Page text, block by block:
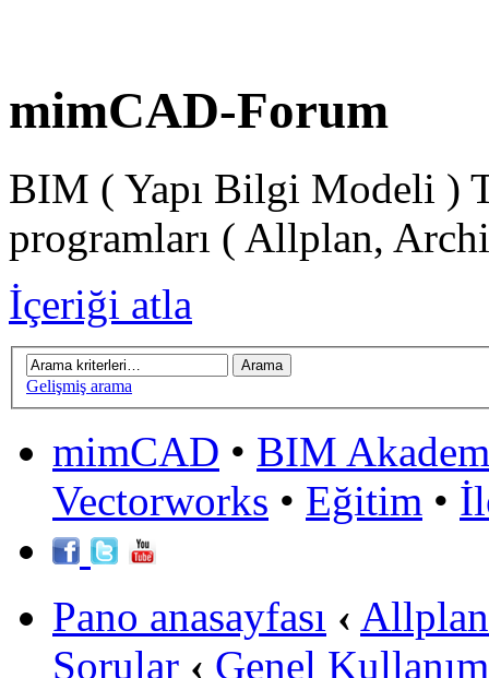
mimCAD-Forum
BIM ( Yapı Bilgi Modeli )
programları ( Allplan,
İçeriği atla
Gelişmiş arama
mimCAD • BIM
Vectorworks • Eğitim •
Pano anasayfası ‹
Sorular ‹ Genel Kullanım